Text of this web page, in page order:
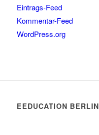
Eintrags-Feed
Kommentar-Feed
WordPress.org
EEDUCATION BERLIN